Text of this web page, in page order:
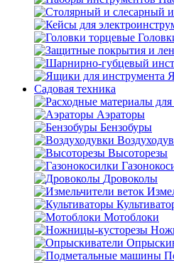
Садовая техника
Аэраторы
Бензобуры
Высоторезы
Дровоколы
Мотоблоки